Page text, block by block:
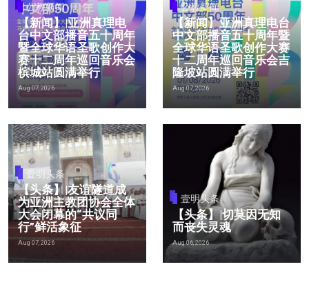
公教新闻
【新闻】|亚洲真理电
台中文部播音五十周年
暨全球华语圣歌创作大
赛十二周年巡回音乐会
槟城站圆满举行
Aug 07, 2026
公教新闻
【新闻】亚洲真理电台
中文部播音五十周年暨
全球华语圣歌创作大赛
十二周年巡回音乐会吉
隆坡站圆满举行
Aug 07, 2026
壹明头条
【头条】|友谊隧道成
为亚洲主教团协会全体
大会闭幕的“共议同
行”鲜活象征
Aug 07, 2026
壹明头条
【头条】|切莫因无知
而丧失灵魂
Aug 06, 2026